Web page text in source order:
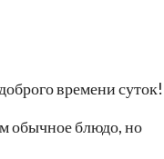
времени суток!
обычное блюдо, но